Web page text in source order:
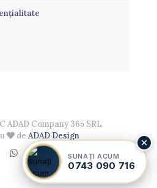
ADAD Company 365 SRL
de ADAD Design
SUNAȚI ACUM
0743 090 716